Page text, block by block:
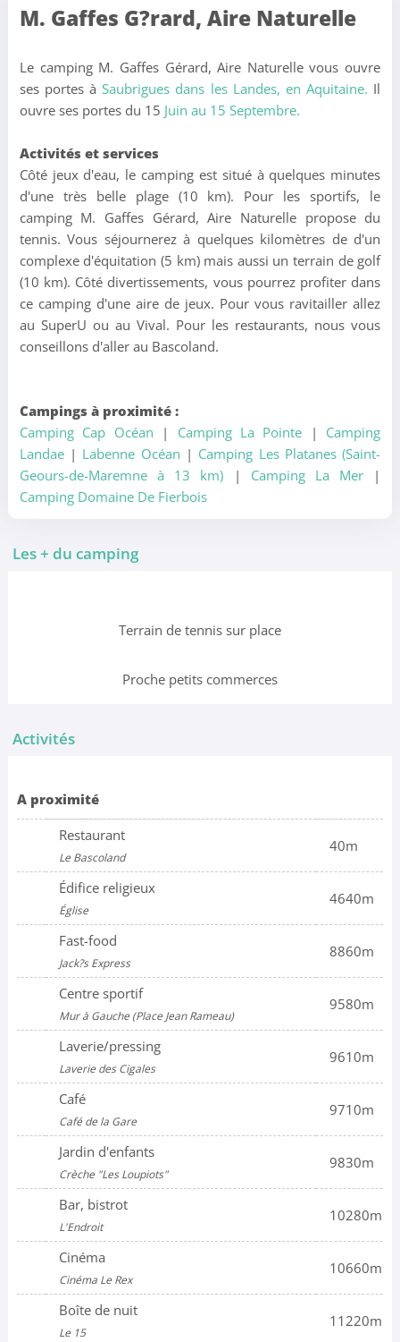
M. Gaffes G?rard, Aire Naturelle
Le camping M. Gaffes Gérard, Aire Naturelle vous ouvre
ses portes àSaubrigues dans les Landes, en Aquitaine. Il
ouvre ses portes du 15 Juin au 15 Septembre.
Activités et services
Côté jeux d'eau, le camping est situé à quelques minutes
d'une très belle plage (10 km). Pour les sportifs, le
camping M. Gaffes Gérard, Aire Naturelle propose du
tennis. Vous séjournerez à quelques kilomètres de d'un
complexe d'équitation (5 km) mais aussi un terrain de golf
(10 km). Côté divertissements, vous pourrez profiter dans
ce camping d'une aire de jeux. Pour vous ravitailler allez
au SuperU ou au Vival. Pour les restaurants, nous vous
conseillons d'aller au Bascoland.
Campings à proximité :
Camping Cap Océan | Camping La Pointe | Camping
Landae| Labenne Océan | Camping Les Platanes (Saint-
Geours-de-Maremne à 13 km) | Camping La Mer |
Camping Domaine De Fierbois
Les + du camping
Terrain de tennis sur place
Proche petits commerces
Activités
A proximité
Restaurant
Le Bascoland
40m
Édifice religieux
Église
4640m
Fast-food
Jack?s Express
8860m
Centre sportif
Mur à Gauche (Place Jean Rameau)
9580m
Laverie/pressing
Laverie des Cigales
9610m
Café
Café de la Gare
9710m
Jardin d'enfants
Crèche "Les Loupiots"
9830m
Bar, bistrot
L'Endroit
10280m
Cinéma
Cinéma Le Rex
10660m
Boîte de nuit
Le 15
11220m